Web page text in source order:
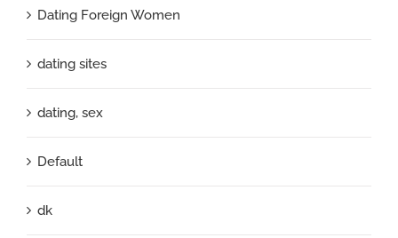
Dating Foreign Women
dating sites
dating, sex
Default
dk